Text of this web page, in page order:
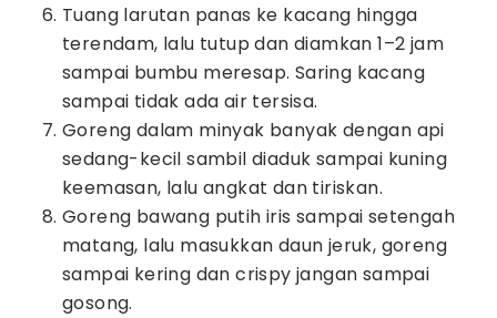
Tuang larutan panas ke kacang hingga
terendam, lalu tutup dan diamkan 1–2 jam
sampai bumbu meresap. Saring kacang
sampai tidak ada air tersisa.
Goreng dalam minyak banyak dengan api
sedang-kecil sambil diaduk sampai kuning
keemasan, lalu angkat dan tiriskan.
Goreng bawang putih iris sampai setengah
matang, lalu masukkan daun jeruk, goreng
sampai kering dan crispy jangan sampai
gosong.